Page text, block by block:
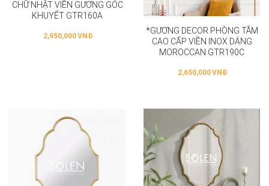
CHỮ NHẬT VIỀN GƯƠNG GÓC
KHUYẾT GTR160A
2,950,000VNĐ
*GƯƠNG DECOR PHÒNG TẮM
CAO CẤP VIỀN INOX DÁNG
MOROCCAN GTR190C
2,650,000VNĐ